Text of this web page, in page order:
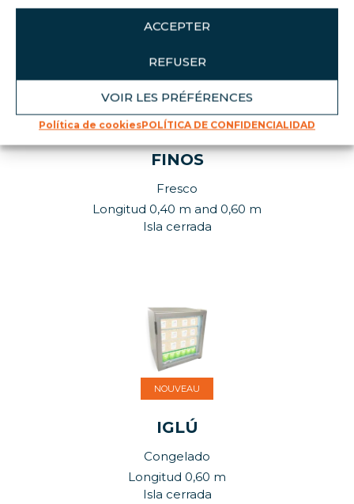
ACCEPTER
REFUSER
VOIR LES PRÉFÉRENCES
Política de cookiesPOLÍTICA DE CONFIDENCIALIDAD
NOUVEAU
FINOS
Fresco
Longitud 0,40 m and 0,60 m
Isla cerrada
NOUVEAU
IGLÚ
Congelado
Longitud 0,60 m
Isla cerrada